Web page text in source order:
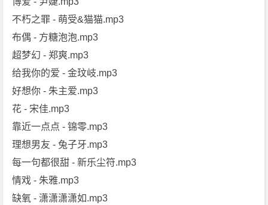
不朽之罪 - 萌受&猫猫.mp3
布偶 - 方糖泡泡.mp3
超梦幻 - 郑爽.mp3
给我你的爱 - 金玟岐.mp3
好想你 - 朱主爱.mp3
花 - 宋佳.mp3
靠近一点点 - 锦零.mp3
理想男友 - 兔子牙.mp3
每一句都很甜 - 新乐尘符.mp3
情戏 - 朱雅.mp3
缺氧 - 潇潇潇潇如.mp3